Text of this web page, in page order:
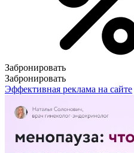
Забронировать
Забронировать
Эффективная реклама на сайте